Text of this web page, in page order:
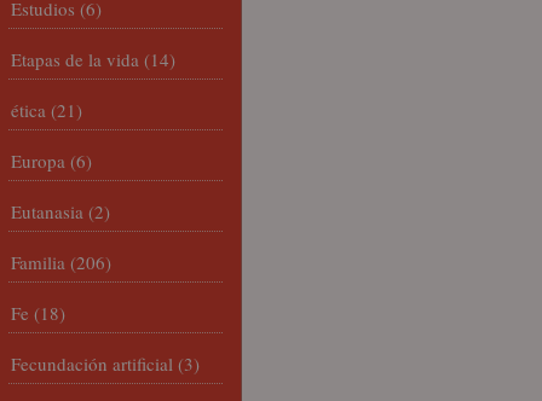
Estudios (6)
Etapas de la vida (14)
ética (21)
Europa (6)
Eutanasia (2)
Familia (206)
Fe (18)
Fecundación artificial (3)